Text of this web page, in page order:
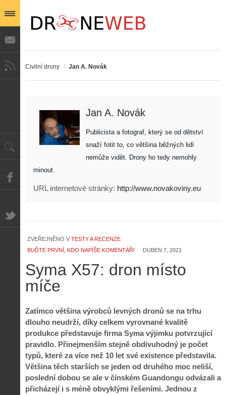
Civilní drony / Jan A. Novák
Jan A. Novák
Publicista a fotograf, který se od dětství
snaží fotit to, co většina běžných lidí
nemůže vidět. Drony ho tedy nemohly
minout.
URL internetové stránky: http://www.novakoviny.eu
ZVEŘEJNĚNO V TESTY A RECENZE
BUĎTE PRVNÍ, KDO NAPÍŠE KOMENTÁŘ!
DUBEN 7, 2021
Syma X57: dron místo
míče
Zatímco většina výrobců levných dronů se na trhu
dlouho neudrží, díky celkem vyrovnané kvalitě
produkce představuje firma Syma výjimku potvrzující
pravidlo. Přinejmenším stejně obdivuhodný je počet
typů, které za více než 10 let své existence představila.
Většina těch starších se jeden od druhého moc neliší,
poslední dobou se ale v čínském Guandongu odvázali a
přicházejí i s méně obvyklými řešeními. Jednou z